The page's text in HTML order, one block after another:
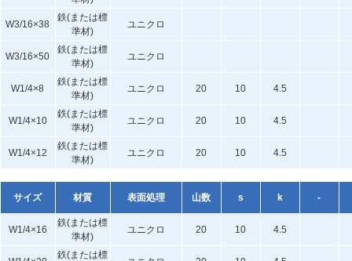
W3/16×38
鉄(または標
準材)
ユニクロ
W3/16×50
鉄(または標
準材)
ユニクロ
W1/4×8
鉄(または標
準材)
ユニクロ 20 10 4.5
W1/4×10
鉄(または標
準材)
ユニクロ 20 10 4.5
W1/4×12
鉄(または標
準材)
ユニクロ 20 10 4.5
サイズ 材質 表面処理 山数 s k -
W1/4×16
鉄(または標
準材)
ユニクロ 20 10 4.5
鉄(または標